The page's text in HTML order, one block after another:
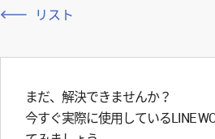
リスト
まだ、解決できませんか？
今すぐ実際に使用しているLINE